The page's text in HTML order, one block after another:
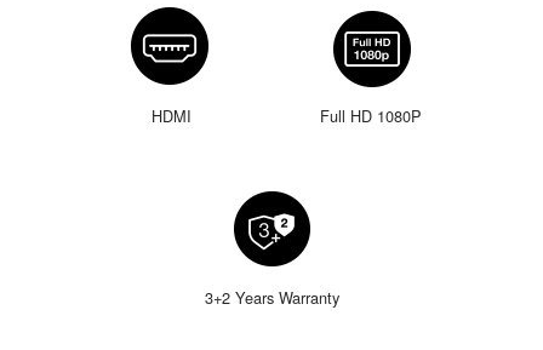
HDMI Full HD 1080P
3+2 Years Warranty